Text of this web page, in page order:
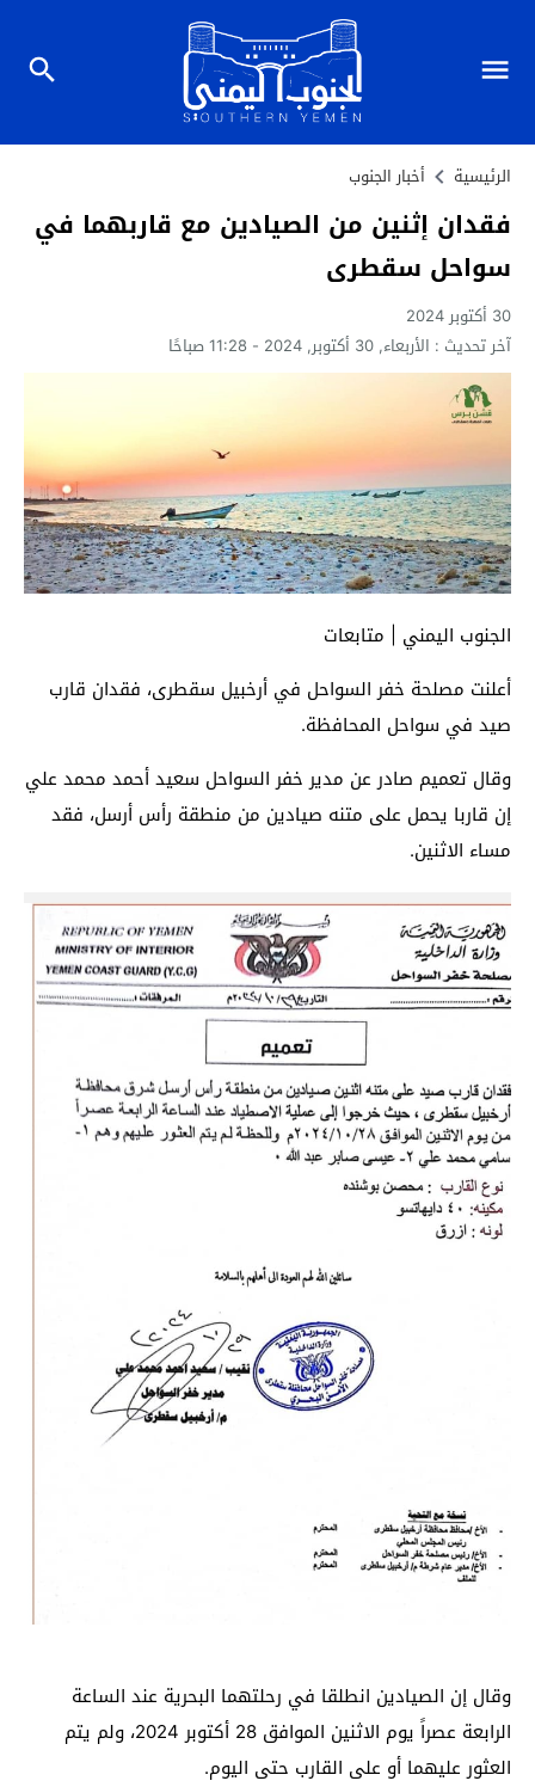
الرئيسية أخبار الجنوب
فقدان إثنين من الصيادين مع قاربهما في
سواحل سقطرى
30 أكتوبر 2024
آخر تحديث : الأربعاء, 30 أكتوبر, 2024 - 11:28 صباحًا
الجنوب اليمني | متابعات
أعلنت مصلحة خفر السواحل في أرخبيل سقطرى، فقدان قارب
صيد في سواحل المحافظة.
وقال تعميم صادر عن مدير خفر السواحل سعيد أحمد محمد علي
إن قاربا يحمل على متنه صيادين من منطقة رأس أرسل، فقد
مساء الاثنين.
وقال إن الصيادين انطلقا في رحلتهما البحرية عند الساعة
الرابعة عصراً يوم الاثنين الموافق 28 أكتوبر 2024، ولم يتم
العثور عليهما أو على القارب حتى اليوم.